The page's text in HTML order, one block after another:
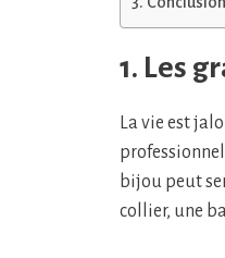
1. Les
La vie est
bijou peut
collier, une